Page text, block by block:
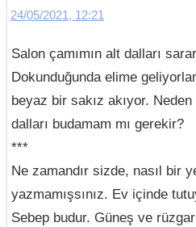
24/05/2021, 12:21
Salon çamımın alt dalları
Dokunduğunda elime
beyaz bir sakız akıyor.
dalları budamam mı gerekir?
***
Ne zamandır sizde, nasıl bir
yazmamışsınız. Ev içinde
Sebep budur. Güneş ve